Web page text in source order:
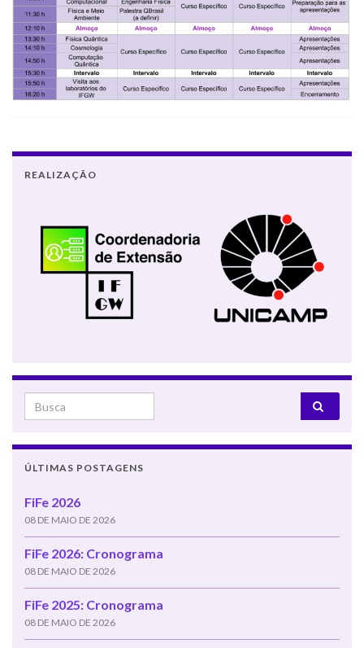
REALIZAÇÃO
Search for:
ÚLTIMAS POSTAGENS
FiFe 2026
08 DE MAIO DE 2026
FiFe 2026: Cronograma
08 DE MAIO DE 2026
FiFe 2025: Cronograma
08 DE MAIO DE 2026